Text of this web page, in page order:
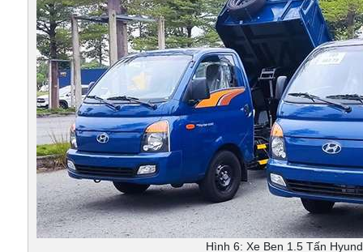
Hình 6: Xe Ben 1.5 Tấn